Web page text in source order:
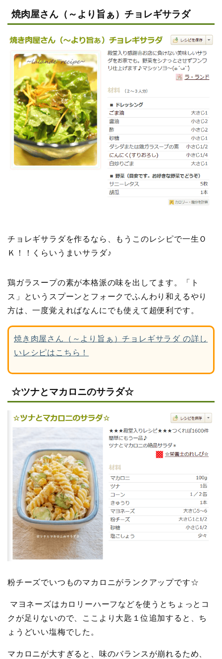
焼肉屋さん（～より旨ぁ）チョレギサラダ
チョレギサラダを作るなら、もうこのレシピで一生Ｏ
Ｋ！！くらいうまいサラダ♪
鶏ガラスープの素が本格派の味を出してます。「ト
ス」というスプーンとフォークでふんわり和えるやり
方は、一度覚えればなんにでも使えて超便利です。
焼き肉屋さん（～より旨ぁ）チョレギサラダ の詳し
いレシピはこちら！
☆ツナとマカロニのサラダ☆
粉チーズでいつものマカロニがランクアップです☆
マヨネーズはカロリーハーフなどを使うとちょっとコ
クが足りないので、ここより大匙１位追加すると、ち
ょうどいい塩梅でした。
マカロニが大すぎると、味のバランスが崩れるため、